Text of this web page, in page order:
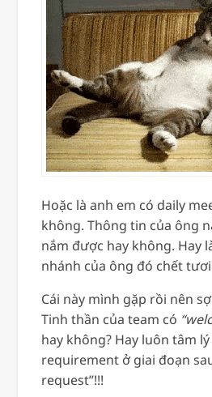
Hoặc là anh em có daily
không. Thông tin của ông
nắm được hay không. Hay
nhánh của ông đó chết
Cái này mình gặp rồi nên
Tinh thần của team có
hay không? Hay luôn tâm
requirement ở giai đoạn
request”!!!